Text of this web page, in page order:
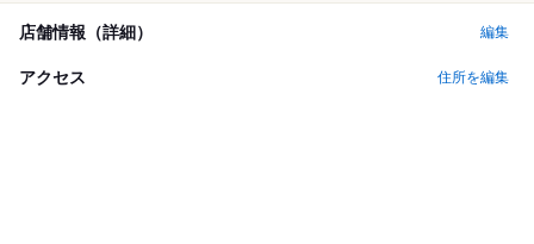
店舗情報（詳細） 編集
アクセス 住所を編集